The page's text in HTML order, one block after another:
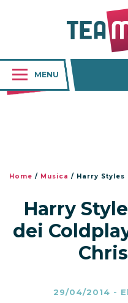
MENU
Home / Musica / Harry Styles al
Harry
dei
29/04/2014 -